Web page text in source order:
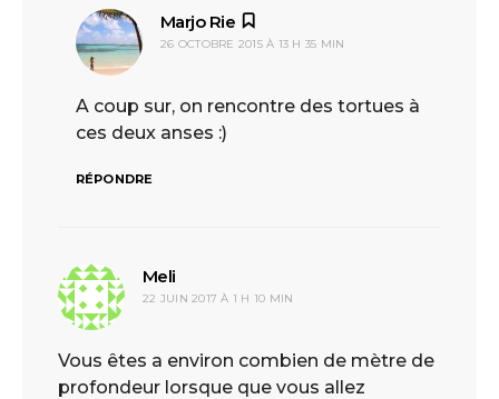
Marjo Rie
26 OCTOBRE 2015 À 13 H 35 MIN
A coup sur, on rencontre des tortues à
ces deux anses :)
RÉPONDRE
Meli
22 JUIN 2017 À 1 H 10 MIN
Vous êtes a environ combien de mètre de
profondeur lorsque que vous allez